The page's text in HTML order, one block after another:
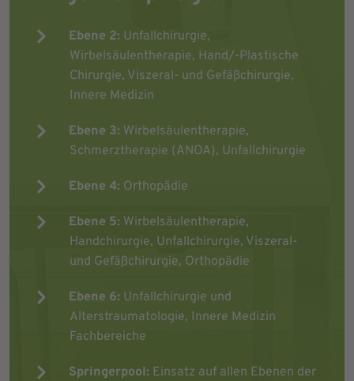
Ebene 2: Unfallchirurgie,
Wirbelsäulentherapie, Hand/-Plastische
Chirurgie, Viszeral- und Gefäßchirurgie,
Innere Medizin
Ebene 3: Wirbelsäulentherapie,
Schmerztherapie (ANOA), Unfallchirurgie
Ebene 4: Orthopädie
Ebene 5: Wirbelsäulentherapie,
Handchirurgie, Unfallchirurgie, Viszeral-
und Gefäßchirurgie, Orthopädie
Ebene 6: Unfallchirurgie und
Alterstraumatologie, Innere Medizin
Fachbereiche
Springerpool: Einsatz auf allen Ebenen der